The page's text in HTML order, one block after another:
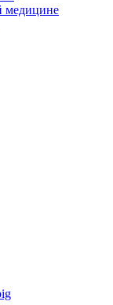
медицине